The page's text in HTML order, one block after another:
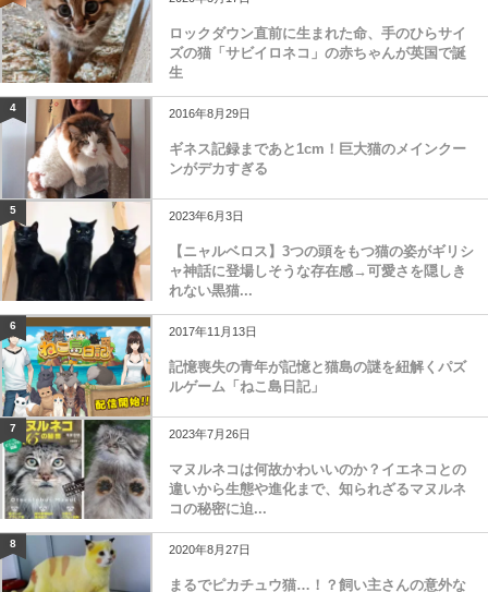
ロックダウン直前に生まれた命、手のひらサイ
ズの猫「サビイロネコ」の赤ちゃんが英国で誕
生
4
ギネス記録まであと1cm！巨大猫のメインクー
ンがデカすぎる
【ニャルベロス】3つの頭をもつ猫の姿がギリシ
ャ神話に登場しそうな存在感→可愛さを隠しき
れない黒猫...
6
記憶喪失の青年が記憶と猫島の謎を紐解くパズ
ルゲーム「ねこ島日記」
7
マヌルネコは何故かわいいのか？イエネコとの
違いから生態や進化まで、知られざるマヌルネ
コの秘密に迫...
8
まるでピカチュウ猫…！？飼い主さんの意外な
行動で黄色に染まってしまったタイの猫が話題